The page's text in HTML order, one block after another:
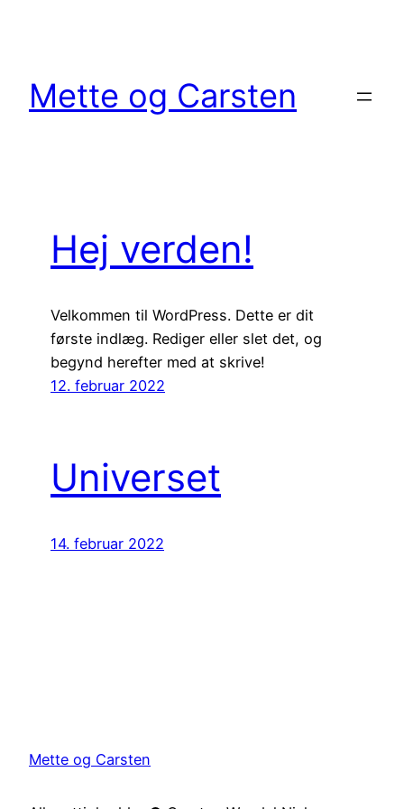
Mette og Carsten
Hej verden!
Velkommen til WordPress. Dette er dit
første indlæg. Rediger eller slet det, og
begynd herefter med at skrive!
12. februar 2022
Universet
14. februar 2022
Mette og Carsten